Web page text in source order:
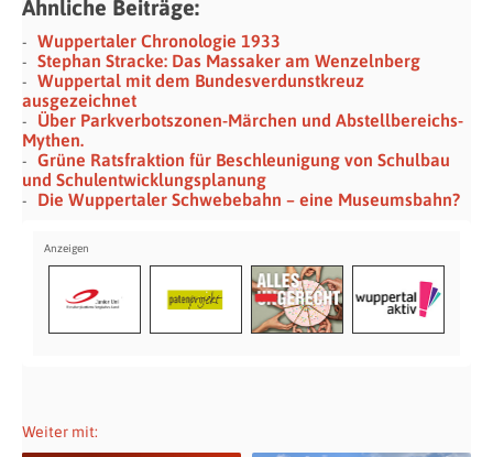
Ähnliche Beiträge:
Wuppertaler Chronologie 1933
Stephan Stracke: Das Massaker am Wenzelnberg
Wuppertal mit dem Bundesverdunstkreuz
ausgezeichnet
Über Parkverbotszonen-Märchen und Abstellbereichs-
Mythen.
Grüne Ratsfraktion für Beschleunigung von Schulbau
und Schulentwicklungsplanung
Die Wuppertaler Schwebebahn – eine Museumsbahn?
Weiter mit: